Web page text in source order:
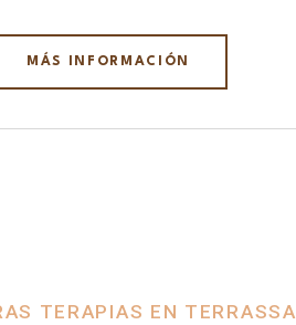
MÁS INFORMACIÓN
TERAPIAS EN TERRASSA